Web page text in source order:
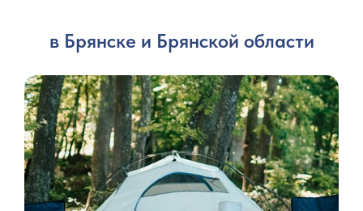
в Брянске и Брянской области